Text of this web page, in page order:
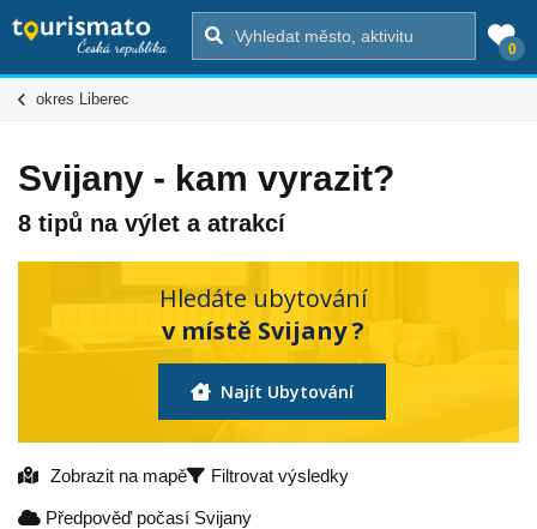
0
okres Liberec
Svijany - kam vyrazit?
8 tipů na výlet a atrakcí
Hledáte ubytování
v místě Svijany ?
Najít Ubytování
Zobrazit na mapě Filtrovat výsledky
Předpověď počasí Svijany